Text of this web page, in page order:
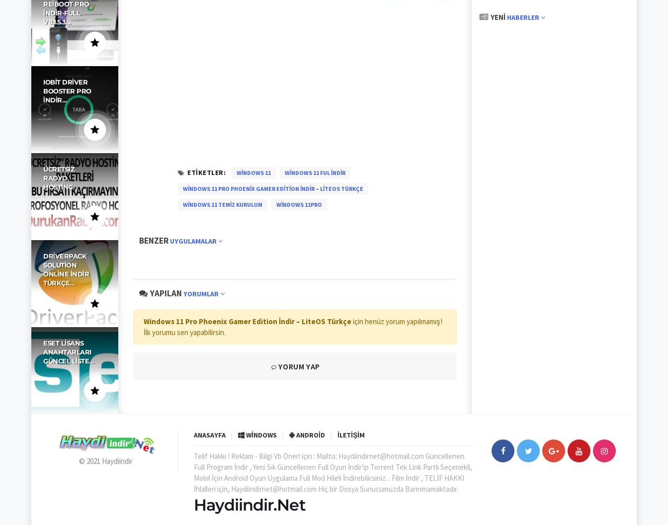
REIBOOT PRO
İNDIR-FULL
V8.1.5.3…
IOBIT DRIVER
BOOSTER PRO
İNDIR…
ÜCRETSIZ
RADYO
HOSTING
DRIVERPACK
SOLUTION
ONLINE İNDIR
TÜRKÇE…
ESET LISANS
ANAHTARLARI
GÜNCEL LISTE…
ETIKETLER: WINDOWS 11 WINDOWS 11 FUL INDIR
WINDOWS 11 PRO PHOENIX GAMER EDITION İNDIR – LITEOS TÜRKÇE
WINDOWS 11 TEMIZ KURULUM WINDOWS 11PRO
BENZER UYGULAMALAR
YAPILAN YORUMLAR
Windows 11 Pro Phoenix Gamer Edition İndir – LiteOS Türkçeiçin henüz yorum yapılmamış!
İlk yorumu sen yapabilirsin.
YORUM YAP
YENI HABERLER
© 2021 Haydiindir
ANASAYFA WINDOWS ANDROID İLETIŞIM
Telif Hakkı ! Reklam - Bilgi Vb Öneri için : Mailto: Haydiindirnet@hotmail.com Güncellenen.
Full Program İndir , Yeni Sık Güncellenen Full Oyun İndir'ip Torrent Tek Link Partlı Seçenekli,
Mobil İçin Android Oyun Uygulama Full Mod Hileli İndirebilirsiniz. . Film İndir , TELİF HAKKI
İhlalleri için, Haydiindirnet@hotmail.com Hiç bir Dosya Sunucumuzda Barınmamaktadır.
Haydiindir.Net